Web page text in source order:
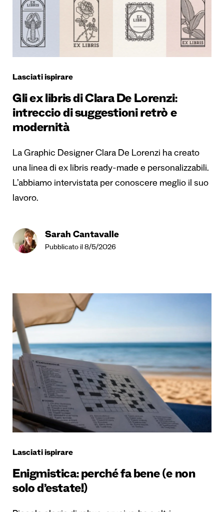
Lasciati ispirare
Gli ex libris di Clara De Lorenzi:
intreccio di suggestioni retrò e
modernità
La Graphic Designer Clara De Lorenzi ha creato
una linea di ex libris ready-made e personalizzabili.
L’abbiamo intervistata per conoscere meglio il suo
lavoro.
Sarah Cantavalle
Pubblicato il 8/5/2026
Lasciati ispirare
Enigmistica: perché fa bene (e non
solo d’estate!)